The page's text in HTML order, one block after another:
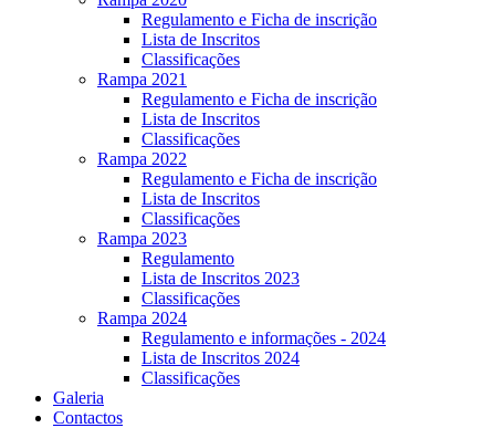
Regulamento e Ficha de inscrição
Lista de Inscritos
Classificações
Rampa 2021
Regulamento e Ficha de inscrição
Lista de Inscritos
Classificações
Rampa 2022
Regulamento e Ficha de inscrição
Lista de Inscritos
Classificações
Rampa 2023
Regulamento
Lista de Inscritos 2023
Classificações
Rampa 2024
Regulamento e informações - 2024
Lista de Inscritos 2024
Classificações
Galeria
Contactos